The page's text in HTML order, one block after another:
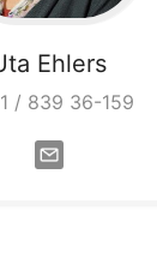
Ehlers
/ 839 36-159